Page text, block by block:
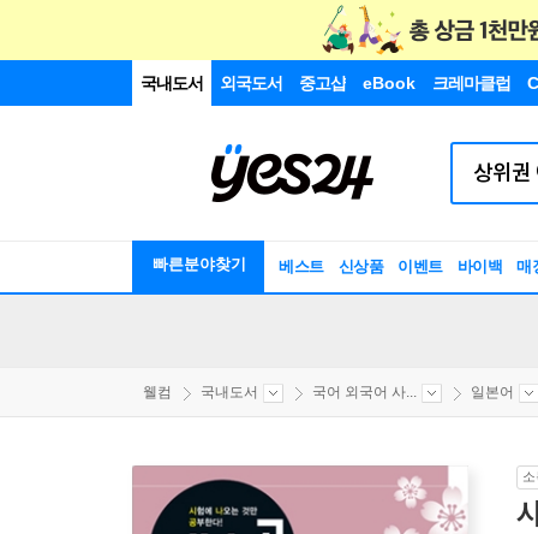
국내도서 외국도서 중고샵 eBook 크레마클럽
빠른분야찾기 베스트 신상품 이벤트 바이백 매
웰컴 국내도서 국어 외국어 사... 일본어